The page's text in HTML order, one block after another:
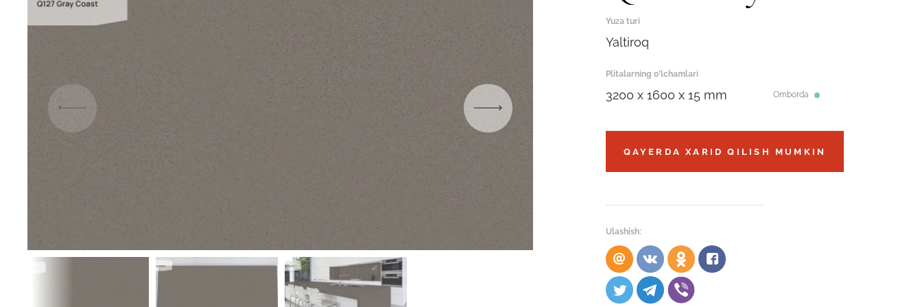
Yuza turi
Yaltiroq
Plitalarning o'lchamlari
3200 x 1600 x 15 mm Omborda
QAYERDA XARID QILISH MUMKIN
Ulashish:
Robot emasligingizni tasdiqlang
Robot emasligingizni tasdiqlang
Robot emasligingizni tasdiqlang